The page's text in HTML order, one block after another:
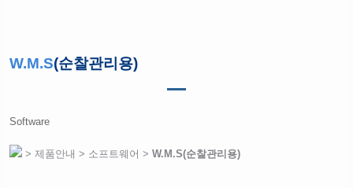
W.M.S(순찰관리용)
Software
> 제품안내 > 소프트웨어 >W.M.S(순찰관리용)